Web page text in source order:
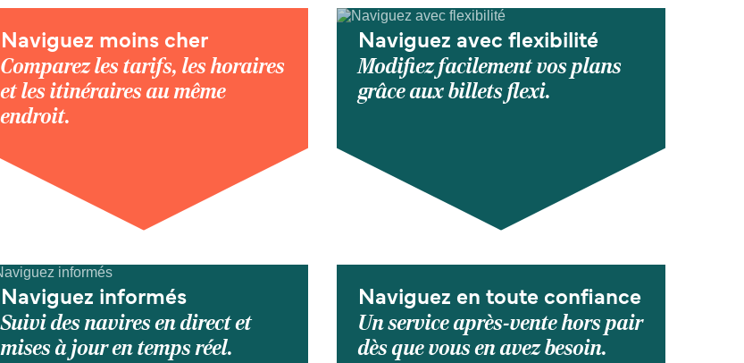
Naviguez moins cher
Comparez les tarifs, les horaires
et les itinéraires au même
endroit.
Naviguez avec flexibilité
Modifiez facilement vos plans
grâce aux billets flexi.
Naviguez informés
Suivi des navires en direct et
mises à jour en temps réel.
Naviguez en toute confiance
Un service après-vente hors pair
dès que vous en avez besoin.